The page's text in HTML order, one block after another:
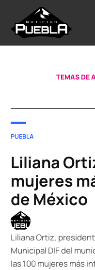
content
TEMAS DE
POSTED
PUEBLA
Liliana
mujeres
de México
Liliana Ortiz,
Municipal DIF del
las 100 mujeres más